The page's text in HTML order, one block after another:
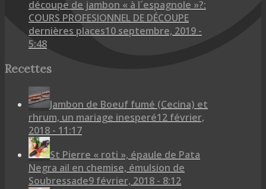
découpe de jambon « à l´espagnole »?:
COURS PROFESIONNEL DE DÉCOUPE
dernières places10 septembre, 2019 -
5:48
Recettes
Jambon de Boeuf fumé (Cecina) et
rhrum, un mariage inesperé12 février,
2018 - 11:17
St Pierre « roti », épaule de Pata
Negra ail en chemise, émulsion de
Soubressade9 février, 2018 - 8:12